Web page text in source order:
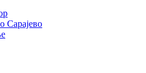
Сарајево